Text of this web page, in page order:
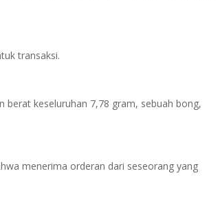
transaksi.
berat keseluruhan 7,78 gram, sebuah bong,
menerima orderan dari seseorang yang